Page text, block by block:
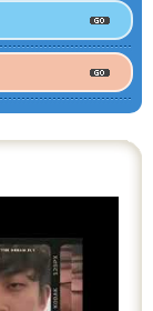
e
x